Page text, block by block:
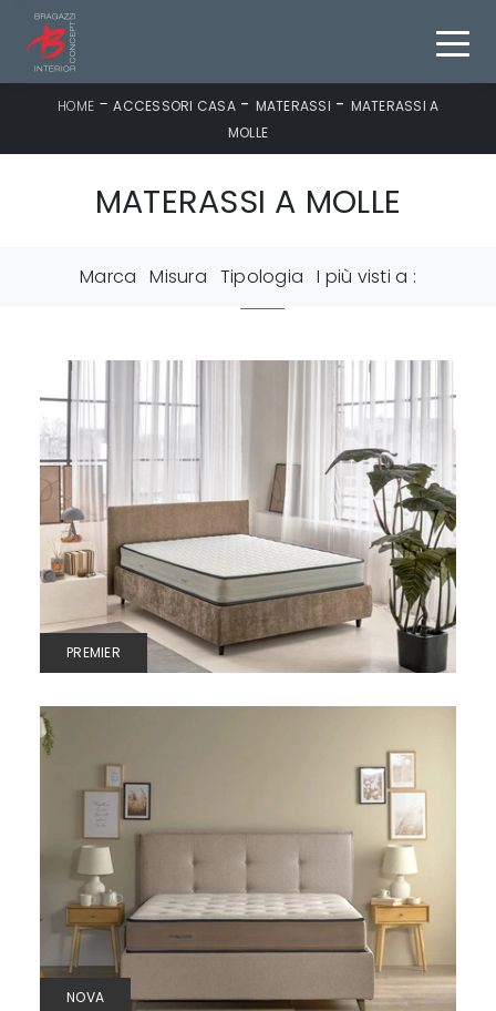
HOME -ACCESSORI CASA- MATERASSI - MATERASSI A
MOLLE
MATERASSI A MOLLE
Marca Misura Tipologia I più visti a :
PREMIER
NOVA